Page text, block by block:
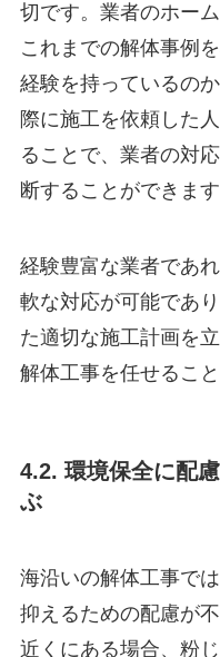
切です。業者のホー
これまでの解体事例
経験を持っているの
際に施工を依頼した
ることで、業者の対
断することができます
経験豊富な業者であ
軟な対応が可能であ
た適切な施工計画を
解体工事を任せること
4.2. 環境保全に配
ぶ
海沿いの解体工事で
抑えるための配慮が
近くにある場合、粉